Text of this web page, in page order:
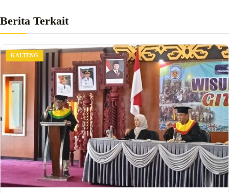
Berita Terkait
KALTENG